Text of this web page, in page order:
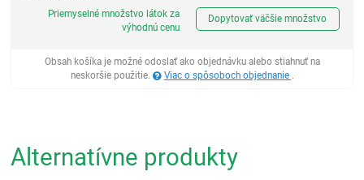
Priemyselné množstvo látok za
výhodnú cenu
Dopytovať väčšie množstvo
Obsah košíka je možné odoslať ako objednávku alebo stiahnuť na
neskoršie použitie.
Viac o spôsoboch objednanie .
Alternatívne produkty